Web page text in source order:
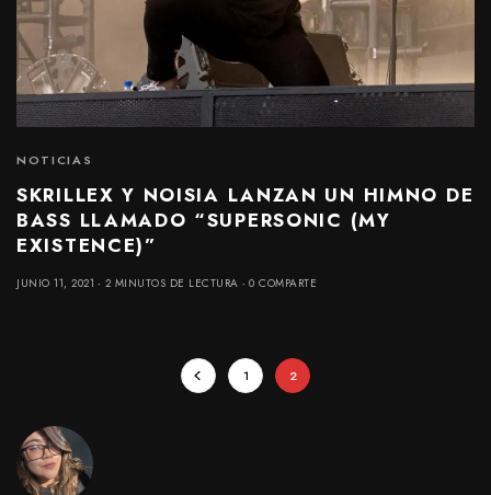
NOTICIAS
SKRILLEX Y NOISIA LANZAN UN HIMNO DE
BASS LLAMADO “SUPERSONIC (MY
EXISTENCE)”
JUNIO 11, 2021 2 MINUTOS DE LECTURA 0 COMPARTE
1 2